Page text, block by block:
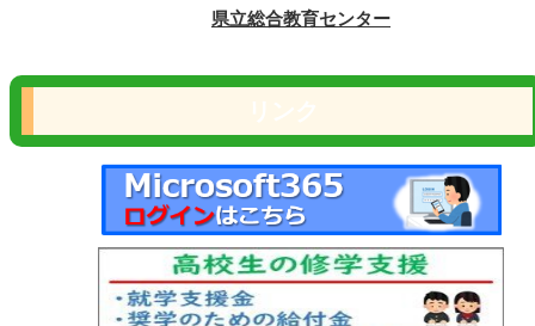
県立総合教育センター